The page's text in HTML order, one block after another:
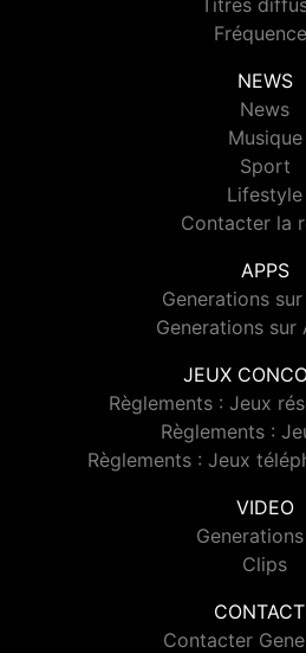
Titres
NEWS
News
Musique
Sport
Lifestyle
Contacter la
APPS
Generations
Generations sur
JEUX
Règlements : Jeux
Règlements :
Règlements : Jeux
VIDEO
Clips
Contacter